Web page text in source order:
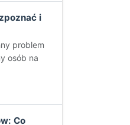
i
problem
osób na
Co